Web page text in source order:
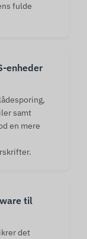
fulde
enheder
samt
en mere
til
det